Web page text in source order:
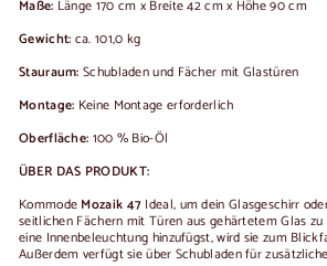
Maße: Länge 170 cm x Breite 42 cm x Höhe 90 cm
Gewicht: ca. 101,0 kg
Stauraum: Schubladen und Fächer mit Glastüren
Montage: Keine Montage erforderlich
Oberfläche: 100 % Bio-Öl
ÜBER DAS PRODUKT:
Kommode Mozaik 47 Ideal, um dein Glasgeschirr
seitlichen Fächern mit Türen aus gehärtetem Glas zu
eine Innenbeleuchtung hinzufügst, wird sie zum
Außerdem verfügt sie über Schubladen für